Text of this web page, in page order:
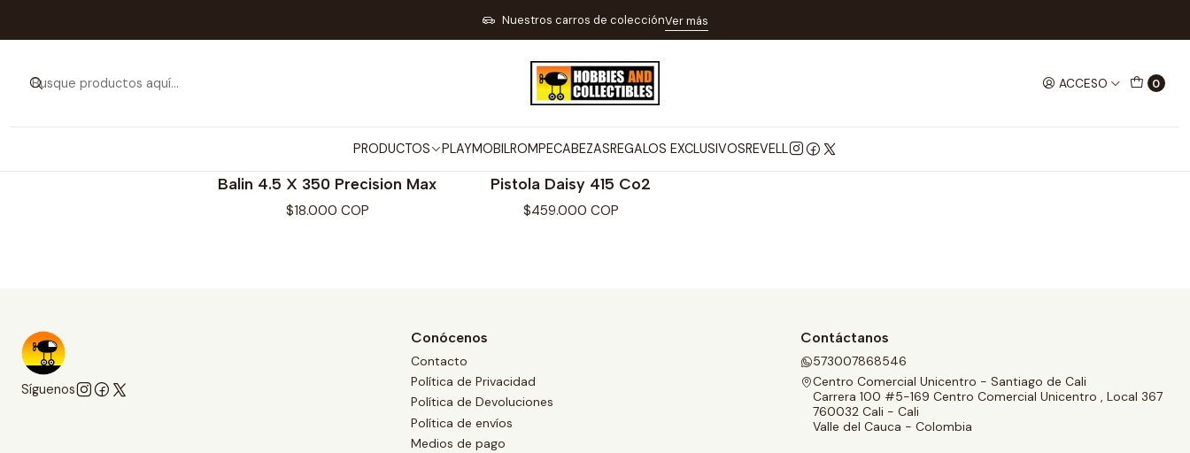
ACCESO 0
PRODUCTOS PLAYMOBILROMPECABEZASREGALOS EXCLUSIVOSREVELL
Nuestros carros de colecciónVer más
Inicio MARCAS DAISY
DAISY
Balin 4.5 X 350 Precision Max
$18.000 COP
Pistola Daisy 415 Co2
$459.000 COP
Síguenos
Conócenos
Contacto
Política de Privacidad
Política de Devoluciones
Política de envíos
Medios de pago
Contáctanos
573007868546
Centro Comercial Unicentro - Santiago de Cali
Carrera 100 #5-169 Centro Comercial Unicentro , Local 367
760032 Cali - Cali
Valle del Cauca - Colombia